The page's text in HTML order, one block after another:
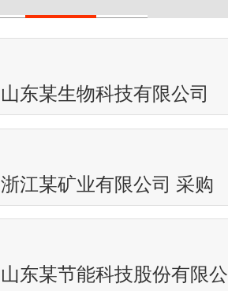
山东某生物科技有限公司
浙江某矿业有限公司 采购
山东某节能科技股份有限公